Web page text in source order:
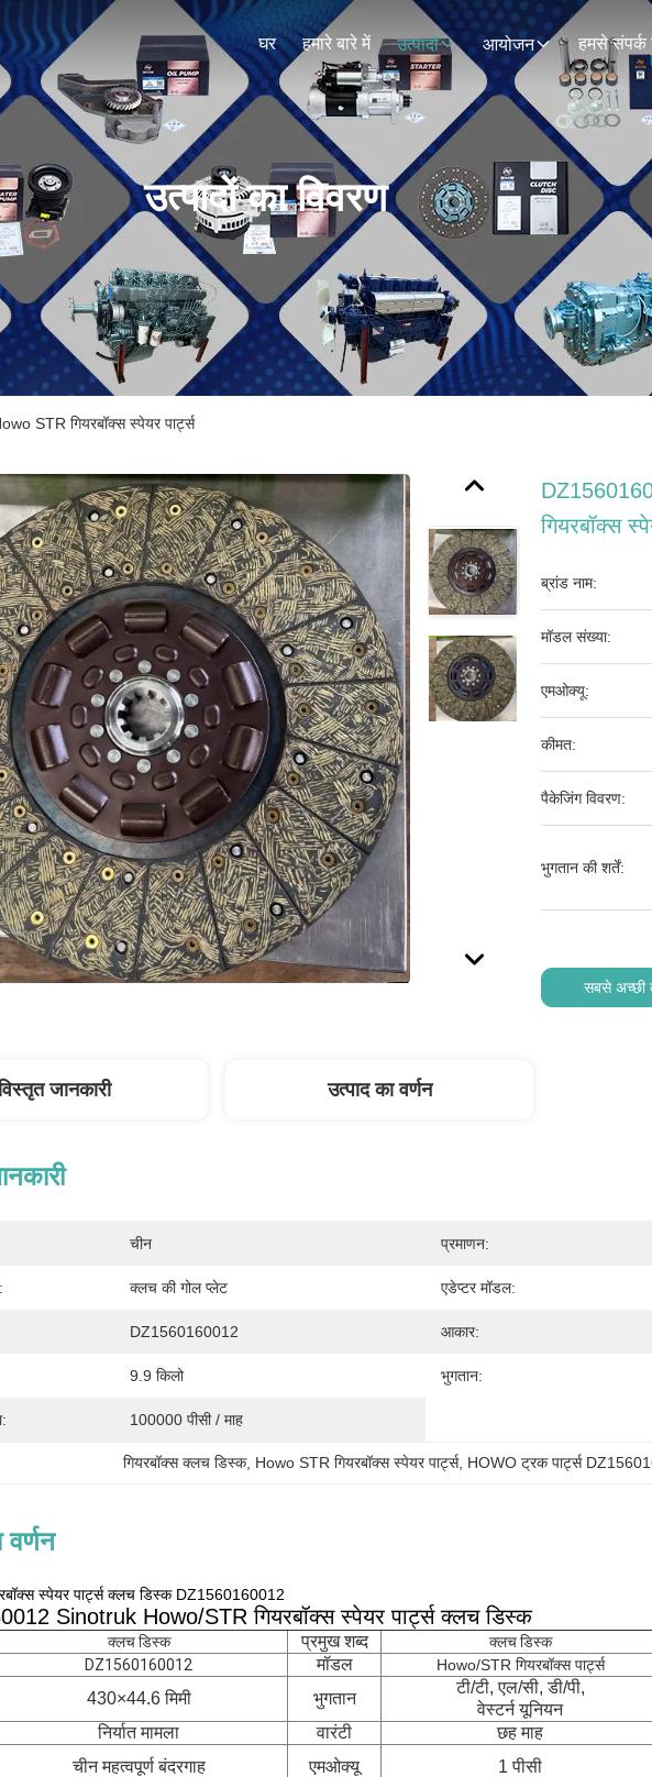
घर हमारे बारे में उत्पादों आयोजन हमसे संपर्क
उत्पादों का विवरण
STR गियरबॉक्स स्पेयर पार्ट्स
गियरबॉक्स
ब्रांड नाम:
मॉडल संख्या:
एमओक्यू:
कीमत:
पैकेजिंग विवरण:
भुगतान की शर्तें:
सबसे अच्छी
जानकारी उत्पाद का वर्णन
चीन प्रमाणन:
क्लच की गोल प्लेट एडेप्टर मॉडल:
DZ1560160012 आकार:
9.9 किलो भुगतान:
100000 पीसी / माह
गियरबॉक्स क्लच डिस्क, Howo STR गियरबॉक्स स्पेयर पार्ट्स, HOWO ट्रक पार्ट्स
वर्णन
स्पेयर पार्ट्स क्लच डिस्क DZ1560160012
Sinotruk Howo/STR गियरबॉक्स स्पेयर पार्ट्स क्लच डिस्क
क्लच डिस्क प्रमुख शब्द क्लच डिस्क
DZ1560160012 मॉडल Howo/STR गियरबॉक्स पार्ट्स
430×44.6 मिमी भुगतान
टी/टी, एल/सी, डी/पी,
वेस्टर्न यूनियन
निर्यात मामला वारंटी
छह माह
चीन महत्वपूर्ण बंदरगाह एमओक्यू 1 पीसी